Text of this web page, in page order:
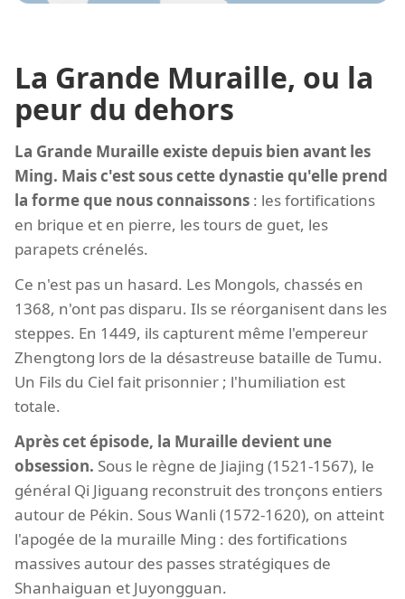
La Grande Muraille, ou la
peur du dehors
La Grande Muraille existe depuis bien avant les
Ming. Mais c'est sous cette dynastie qu'elle prend
la forme que nous connaissons : les fortifications
en brique et en pierre, les tours de guet, les
parapets crénelés.
Ce n'est pas un hasard. Les Mongols, chassés en
1368, n'ont pas disparu. Ils se réorganisent dans les
steppes. En 1449, ils capturent même l'empereur
Zhengtong lors de la désastreuse bataille de Tumu.
Un Fils du Ciel fait prisonnier ; l'humiliation est
totale.
Après cet épisode, la Muraille devient une
obsession. Sous le règne de Jiajing (1521-1567), le
général Qi Jiguang reconstruit des tronçons entiers
autour de Pékin. Sous Wanli (1572-1620), on atteint
l'apogée de la muraille Ming : des fortifications
massives autour des passes stratégiques de
Shanhaiguan et Juyongguan.